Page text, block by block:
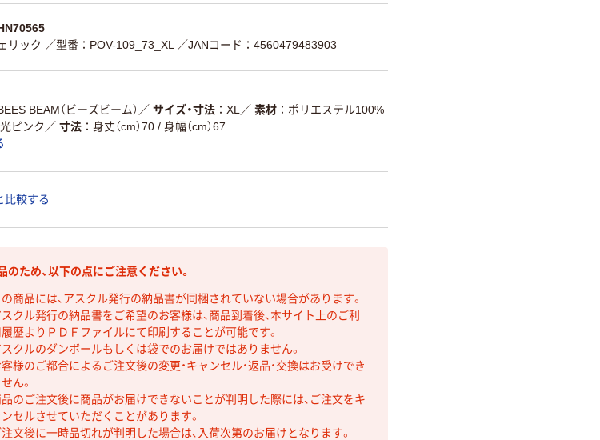
リック ／型番：POV-109_73_XL ／JANコード：4560479483903
BEAM（ビーズビーム） ／ サイズ・寸法 XL ／ 素材
ポリエステル100%
ピンク ／ 寸法
身丈（cm）70 / 身幅（cm）67
比較する
のため、以下の点にご注意ください。
の商品には、アスクル発行の納品書が同梱されていない場合があります。
クル発行の納品書をご希望のお客様は、商品到着後、本サイト上のご利
履歴よりＰＤＦファイルにて印刷することが可能です。
スクルのダンボールもしくは袋でのお届けではありません。
様のご都合によるご注文後の変更・キャンセル・返品・交換はお受けでき
ん。
品のご注文後に商品がお届けできないことが判明した際には、ご注文をキ
ンセルさせていただくことがあります。
注文後に一時品切れが判明した場合は、入荷次第のお届けとなります。